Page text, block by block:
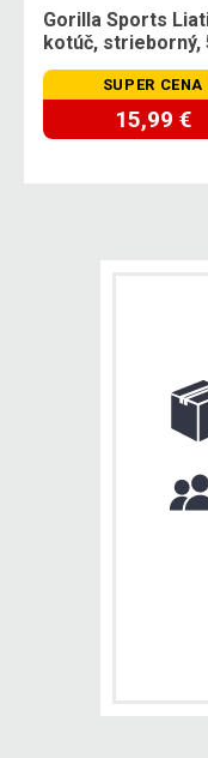
Gorilla Sports
kotúč, strieborný,
SUPER CENA
15,99 €